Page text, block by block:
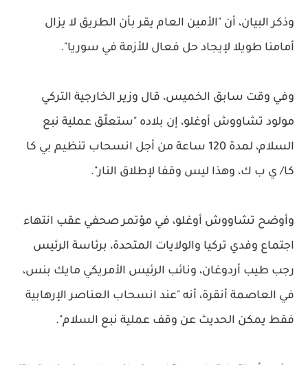
وذكر البيان، أن "الأمين العام يقر بأن الطريق لا يزال
أمامنا طويلا لإيجاد حل فعال للأزمة في سوريا".
وفي وقت سابق الخميس، قال وزير الخارجية التركي
مولود تشاووش أوغلو، إن بلاده "ستعلّق عملية نبع
السلام، لمدة 120 ساعة من أجل انسحاب تنظيم بي كا
كا/ ي ب ك، وهذا ليس وقفا لإطلاق النار".
وأوضح تشاووش أوغلو، في مؤتمر صحفي عقب انتهاء
اجتماع وفدي تركيا والولايات المتحدة، برئاسة الرئيس
رجب طيب أردوغان، ونائب الرئيس الأمريكي مايك بنس،
في العاصمة أنقرة، أنه "عند انسحاب العناصر الإرهابية
فقط يمكن الحديث عن وقف عملية نبع السلام".